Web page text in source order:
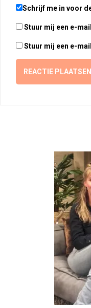
Schrijf me in voor
Stuur mij een e-
Stuur mij een e-